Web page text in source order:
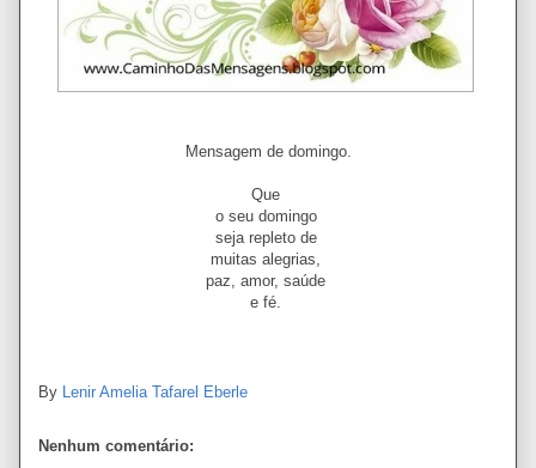
Mensagem de domingo.
Que
o seu domingo
seja repleto de
muitas alegrias,
paz, amor, saúde
e fé.
By Lenir Amelia Tafarel Eberle
Nenhum comentário: